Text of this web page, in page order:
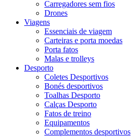
Carregadores sem fios
Drones
Viagens
Essenciais de viagem
Carteiras e porta moedas
Porta fatos
Malas e trolleys
Desporto
Coletes Desportivos
Bonés desportivos
Toalhas Desporto
Calças Desporto
Fatos de treino
Equipamentos
Complementos desportivos